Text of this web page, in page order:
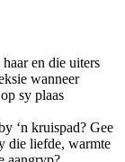
en die uiters
wanneer
sy plaas
‘n kruispad? Gee
die liefde, warmte